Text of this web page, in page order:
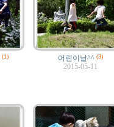
(1) 어린이날^^ (3)
2015-05-11